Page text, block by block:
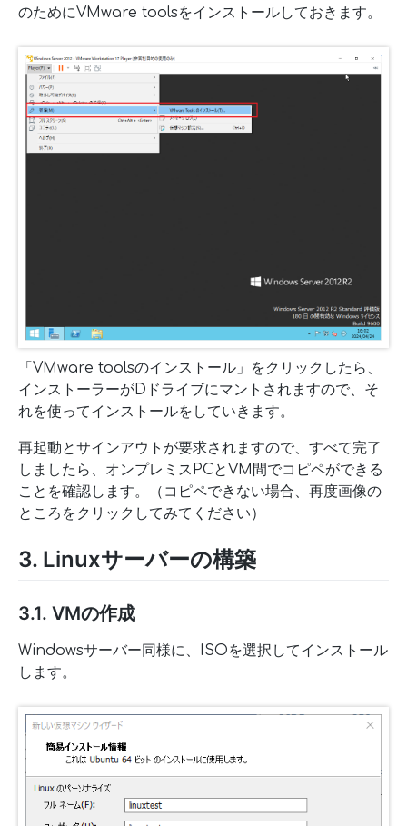
のためにVMware toolsをインストールしておきます。
「VMware toolsのインストール」をクリックしたら、
インストーラーがDドライブにマントされますので、そ
れを使ってインストールをしていきます。
再起動とサインアウトが要求されますので、すべて完了
しましたら、オンプレミスPCとVM間でコピペができる
ことを確認します。（コピペできない場合、再度画像の
ところをクリックしてみてください）
3. Linuxサーバーの構築
3.1. VMの作成
Windowsサーバー同様に、ISOを選択してインストール
します。